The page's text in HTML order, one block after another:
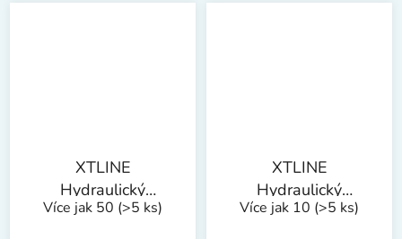
XTLINE
Hydraulický
zvedák sloupkový |
Více jak 50 (>5 ks)
XTLINE
Hydraulický
zvedák sloupkový |
Více jak 10 (>5 ks)